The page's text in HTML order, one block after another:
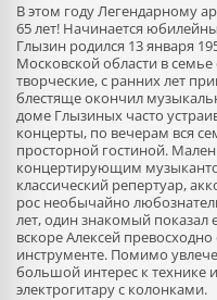
В этом году Легендарному
65 лет! Начинается
Глызин родился 13 января
Московской области в
творческие, с ранних лет
блестяще окончил
доме Глызиных часто
концерты, по вечерам вся
просторной гостиной.
концертирующим
классический репертуар,
рос необычайно
лет, один знакомый показал
вскоре Алексей
инструменте. Помимо
большой интерес к технике
электрогитару с колонками.